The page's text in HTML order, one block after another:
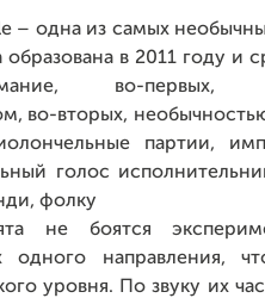
– одна из самых
образована в 2011 году и
во-первых,
во-вторых,
партии,
голос
фолку
не боятся
одного направления,
уровня. По звуку их